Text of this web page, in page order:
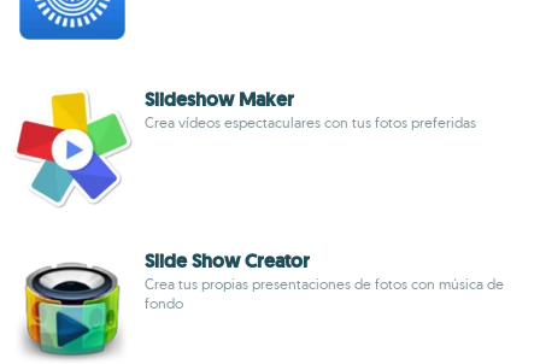
Slideshow Maker
Crea vídeos espectaculares con tus fotos preferidas
Slide Show Creator
Crea tus propias presentaciones de fotos con música de
fondo